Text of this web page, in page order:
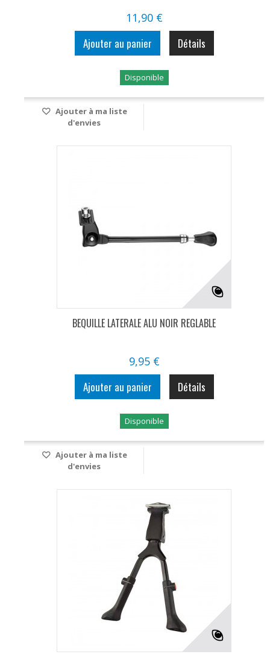
11,90 €
Ajouter au panier Détails
Disponible
Ajouter à ma liste
d'envies
BEQUILLE LATERALE ALU NOIR REGLABLE
9,95 €
Ajouter au panier Détails
Disponible
Ajouter à ma liste
d'envies